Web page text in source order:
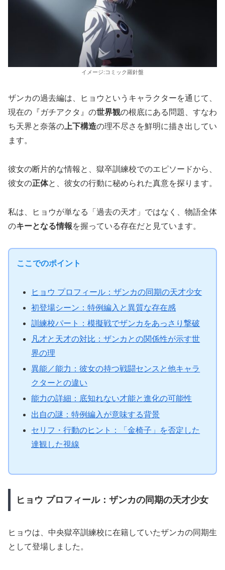
イメージ:コミック羅針盤
ザンカの過去編は、ヒョウというキャラクターを通じて、
現在の『ガチアクタ』の世界観の根底にある問題、すなわ
ち天界と奈落の 上下構造の理不尽さを鮮明に描き出してい
ます。
彼女の断片的な情報と、獄卒訓練校でのエピソードから、
彼女の正体と、彼女の行動に秘められた真意を探ります。
私は、ヒョウが単なる「過去の天才」ではなく、物語全体
のキーとなる情報を握っている存在だと見ています。
ここでのポイント
ヒョウ プロフィール：ザンカの同期の天才少女
初登場シーン：特例編入と異質な存在感
訓練校パート：模擬戦でザンカをあっさり撃破
凡才と天才の対比：ザンカとの関係性が示す世
界の理
異能／能力：彼女の持つ戦闘センスと他キャラ
クターとの違い
能力の詳細：底知れない才能と進化の可能性
出自の謎：特例編入が意味する背景
セリフ・行動のヒント：「金椅子」を否定した
達観した視線
ヒョウ プロフィール：ザンカの同期の天才少女
ヒョウは、中央獄卒訓練校に在籍していたザンカの同期生
として登場しました。